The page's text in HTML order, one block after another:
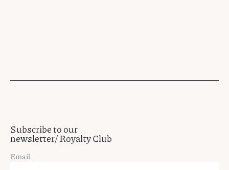
Subscribe to our
newsletter/ Royalty Club
Email